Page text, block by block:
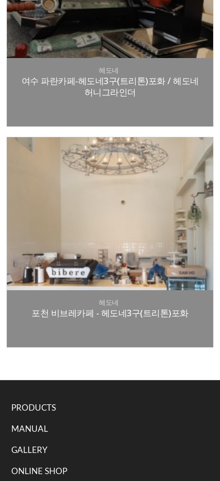
헤도네
여수 파란카페-헤도네3구(트리톤)포화 / 헤도네
허니그라인더
헤도네
포천 비브레카페 - 헤도네3구(트리톤)포화
PRODUCTS
MANUAL
GALLERY
ONLINE SHOP